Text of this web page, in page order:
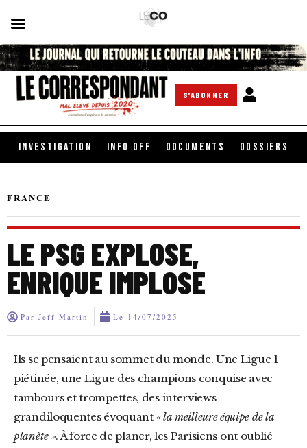
S'ABONNER
INVESTIGATION INFO OFF DOCUMENTS DOSSIERS
FRANCE
LE PSG EXPLOSE,
ENRIQUE IMPLOSE
Par Jeff Martin Le 14/07/2025
Ils se pensaient au sommet du monde. Une Ligue 1
piétinée, une Ligue des champions conquise avec
tambours et trompettes, des interviews
grandiloquentes évoquant « la meilleure équipe de la
planète ». À force de planer, les Parisiens ont oublié